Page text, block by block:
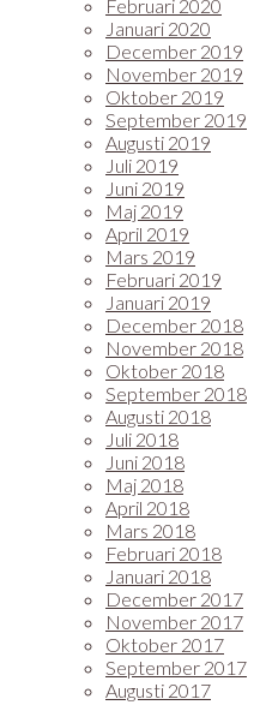
Februari 2020
Januari 2020
December 2019
November 2019
Oktober 2019
September 2019
Augusti 2019
Juli 2019
Juni 2019
Maj 2019
April 2019
Mars 2019
Februari 2019
Januari 2019
December 2018
November 2018
Oktober 2018
September 2018
Augusti 2018
Juli 2018
Juni 2018
Maj 2018
April 2018
Mars 2018
Februari 2018
Januari 2018
December 2017
November 2017
Oktober 2017
September 2017
Augusti 2017